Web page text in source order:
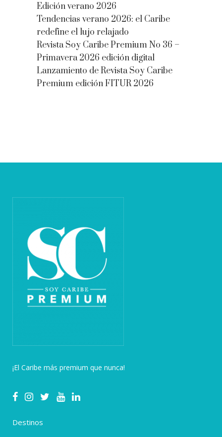
Edición verano 2026
Tendencias verano 2026: el Caribe
redefine el lujo relajado
Revista Soy Caribe Premium No 36 –
Primavera 2026 edición digital
Lanzamiento de Revista Soy Caribe
Premium edición FITUR 2026
¡El Caribe más premium que nunca!
Destinos